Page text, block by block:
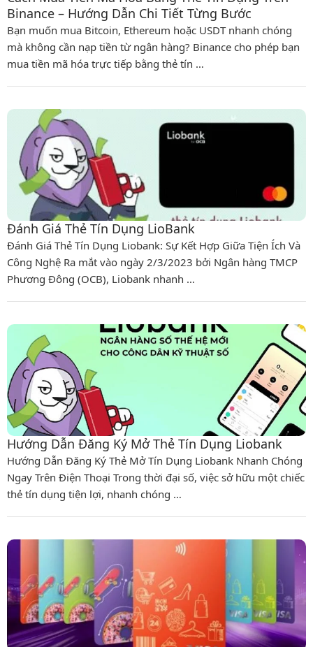
Binance – Hướng Dẫn Chi Tiết Từng Bước
Bạn muốn mua Bitcoin, Ethereum hoặc USDT nhanh chóng
mà không cần nạp tiền từ ngân hàng? Binance cho phép bạn
mua tiền mã hóa trực tiếp bằng thẻ tín …
Đánh Giá Thẻ Tín Dụng LioBank
Đánh Giá Thẻ Tín Dụng Liobank: Sự Kết Hợp Giữa Tiện Ích Và
Công Nghệ Ra mắt vào ngày 2/3/2023 bởi Ngân hàng TMCP
Phương Đông (OCB), Liobank nhanh …
Hướng Dẫn Đăng Ký Mở Thẻ Tín Dụng Liobank
Hướng Dẫn Đăng Ký Thẻ Mở Tín Dụng Liobank Nhanh Chóng
Ngay Trên Điện Thoại Trong thời đại số, việc sở hữu một chiếc
thẻ tín dụng tiện lợi, nhanh chóng …